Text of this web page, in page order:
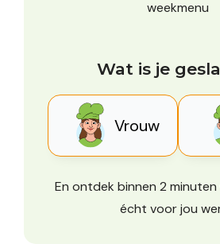
weekmenu
Wat is je
Vrouw
En ontdek binnen 2
écht voor jou